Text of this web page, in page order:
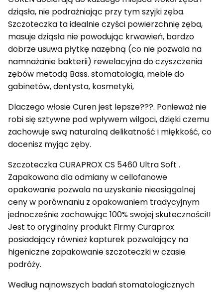
dziąsła, nie podrażniając przy tym szyjki zęba.
Szczoteczka ta idealnie czyści powierzchnię zęba,
masuje dziąsła nie powodując krwawień, bardzo
dobrze usuwa płytkę nazębną (co nie pozwala na
namnażanie bakterii) rewelacyjna do czyszczenia
zębów metodą Bass. stomatologia, meble do
gabinetów, dentysta, kosmetyki,
Dlaczego włosie Curen jest lepsze???. Ponieważ nie
robi się sztywne pod wpływem wilgoci, dzięki czemu
zachowuje swą naturalną delikatność i miękkość, co
docenisz myjąc zęby.
Szczoteczka CURAPROX CS 5460 Ultra Soft .
Zapakowana dla odmiany w cellofanowe
opakowanie pozwala na uzyskanie nieosiągalnej
ceny w porównaniu z opakowaniem tradycyjnym
jednocześnie zachowując 100% swojej skuteczności!!
Jest to oryginalny produkt Firmy Curaprox
posiadający również kapturek pozwalający na
higeniczne zapakowanie szczoteczki w czasie
podróży.
Według najnowszych badań stomatologicznych